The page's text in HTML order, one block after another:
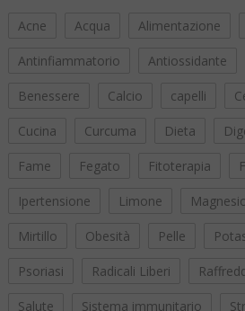
Acne Acqua Alimentazione
Antinfiammatorio Antiossidante
Benessere Calcio capelli
Cucina Curcuma Dieta
Fame Fegato Fitoterapia
Ipertensione Limone
Mirtillo Obesità Pelle
Psoriasi Radicali Liberi
Salute Sistema immunitario